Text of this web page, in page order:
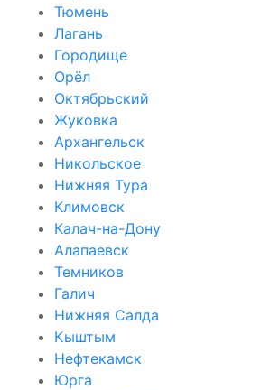
Тюмень
Лагань
Городище
Орёл
Октябрьский
Жуковка
Архангельск
Никольское
Нижняя Тура
Климовск
Калач-на-Дону
Алапаевск
Темников
Галич
Нижняя Салда
Кыштым
Нефтекамск
Юрга